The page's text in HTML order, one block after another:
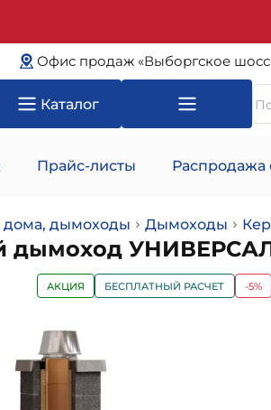
Офис продаж «Выборгское
Каталог
Прайс-листы Распродажа
дома, дымоходы Дымоходы
дымоход УНИВЕРСАЛ
АКЦИЯ БЕСПЛАТНЫЙ РАСЧЕТ -5%